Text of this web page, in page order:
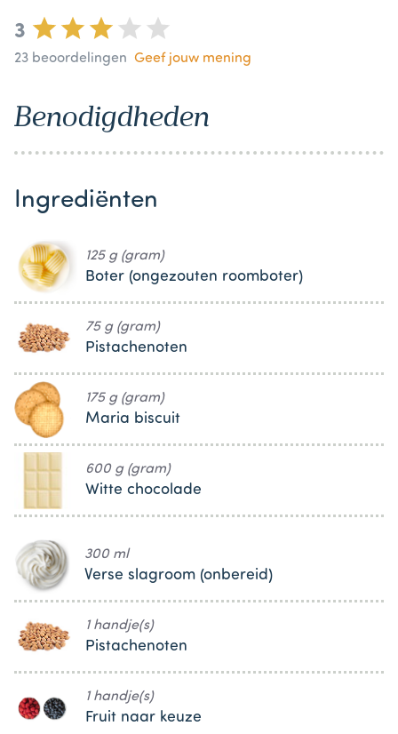
3
23 beoordelingen Geef jouw mening
Benodigdheden
Ingrediënten
125 g (gram)
Boter (ongezouten roomboter)
75 g (gram)
Pistachenoten
175 g (gram)
Maria biscuit
600 g (gram)
Witte chocolade
300 ml
Verse slagroom (onbereid)
1 handje(s)
Pistachenoten
1 handje(s)
Fruit naar keuze